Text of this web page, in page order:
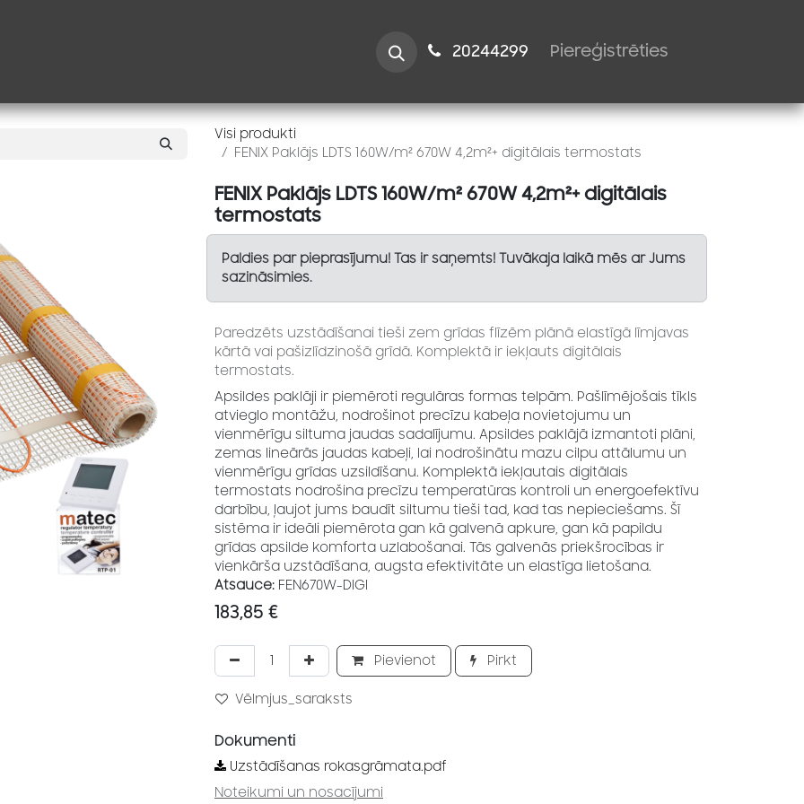
Speciālistiem 2024​​4299 Piereģistrēties
Visi produkti
FENIX Paklājs LDTS 160W/m² 670W 4,2m²+ digitālais termostats
FENIX Paklājs LDTS 160W/m² 670W 4,2m²+ digitālais
termostats
Paldies par pieprasījumu! Tas ir saņemts! Tuvākaja laikā mēs ar Jums
sazināsimies.
Paredzēts uzstādīšanai tieši zem grīdas flīzēm plānā elastīgā līmjavas
kārtā vai pašizlīdzinošā grīdā. Komplektā ir iekļauts digitālais
termostats.
Apsildes paklāji ir piemēroti regulāras formas telpām. Pašlīmējošais tīkls
atvieglo montāžu, nodrošinot precīzu kabeļa novietojumu un
vienmērīgu siltuma jaudas sadalījumu. Apsildes paklājā izmantoti plāni,
zemas lineārās jaudas kabeļi, lai nodrošinātu mazu cilpu attālumu un
vienmērīgu grīdas uzsildīšanu. Komplektā iekļautais digitālais
termostats nodrošina precīzu temperatūras kontroli un energoefektīvu
darbību, ļaujot jums baudīt siltumu tieši tad, kad tas nepieciešams. Šī
sistēma ir ideāli piemērota gan kā galvenā apkure, gan kā papildu
grīdas apsilde komforta uzlabošanai. Tās galvenās priekšrocības ir
vienkārša uzstādīšana, augsta efektivitāte un elastīga lietošana.
Atsauce: FEN670W-DIGI
183,85 €
Pievienot Pirkt
Vēlmjus_saraksts
Dokumenti
Uzstādīšanas rokasgrāmata.pdf
Noteikumi un nosacījumi